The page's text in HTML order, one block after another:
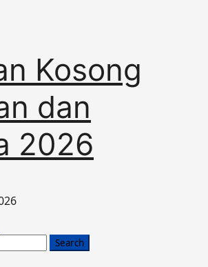
Kosong
dan
2026